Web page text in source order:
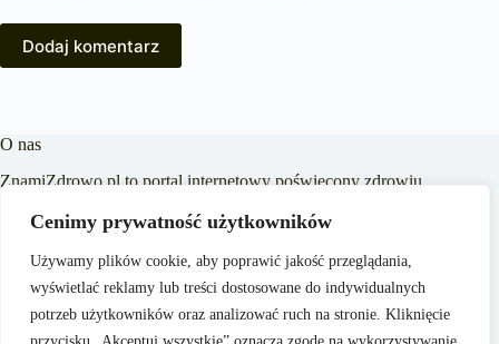
Cenimy prywatność użytkowników
Używamy plików cookie, aby poprawić jakość przeglądania,
wyświetlać reklamy lub treści dostosowane do indywidualnych
potrzeb użytkowników oraz analizować ruch na stronie. Kliknięcie
Dodaj komentarz
O nas
ZnamiZdrowo.pl to portal internetowy poświęcony zdrowiu,
rzetelnych i aktualnych informacji, które wspierają
Dbamy o to, aby nasze artykuły były zrozumiałe i dostępne
dla każdego, niezależnie od poziomu wiedzy medycznej.